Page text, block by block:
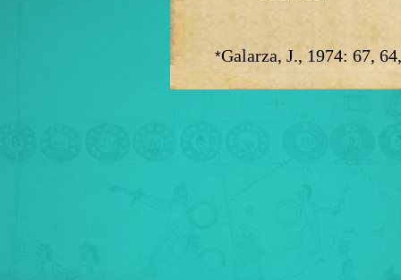
*Galarza, J., 1974: 67,